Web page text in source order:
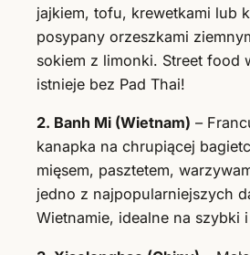
jajkiem, tofu, krewetkami lub
posypany orzeszkami
sokiem z limonki. Street food
istnieje bez Pad Thai!
2. Banh Mi (Wietnam) –
kanapka na chrupiącej
mięsem, pasztetem,
jedno z najpopularniejszych
Wietnamie, idealne na szybki i